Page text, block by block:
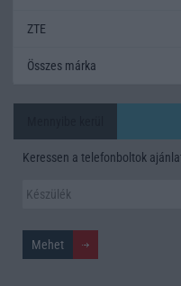
ZTE
Összes márka
Keressen a telefonboltok